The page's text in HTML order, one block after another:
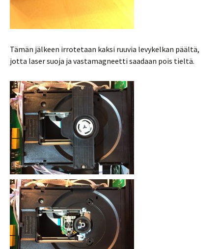
Tämän jälkeen irrotetaan kaksi ruuvia levykelkan päältä,
jotta laser suoja ja vastamagneetti saadaan pois tieltä.